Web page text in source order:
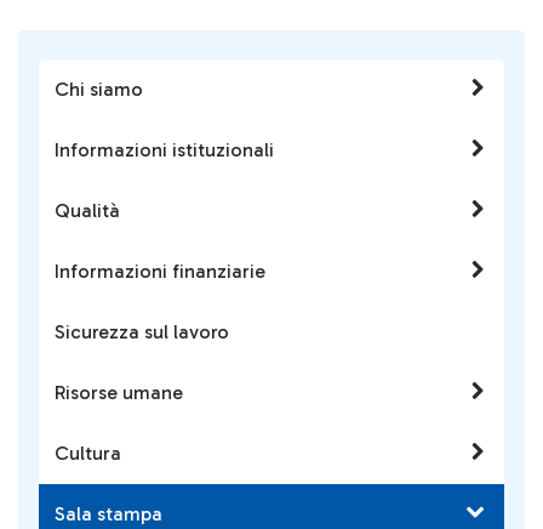
Chi siamo
Informazioni istituzionali
Qualità
Informazioni finanziarie
Sicurezza sul lavoro
Risorse umane
Cultura
Sala stampa